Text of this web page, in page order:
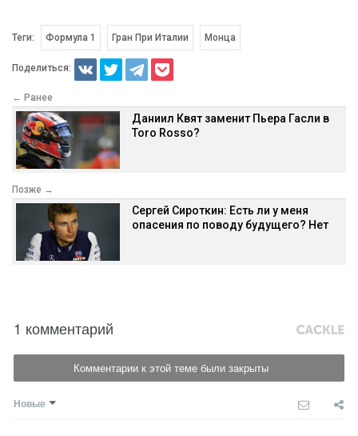
Теги: Формула 1 Гран При Италии Монца
Поделиться:
← Ранее
Даниил Квят заменит Пьера Гасли в
Toro Rosso?
Позже →
Сергей Сироткин: Есть ли у меня
опасения по поводу будущего? Нет
1 комментарий
Комментарии к этой теме были закрыты
Новые